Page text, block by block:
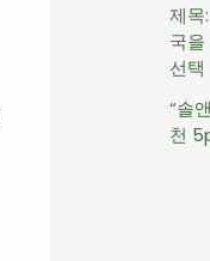
제목
국
선택
“솔
천